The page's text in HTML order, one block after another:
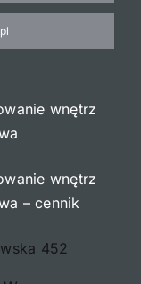
wnętrz
wnętrz
– cennik
452